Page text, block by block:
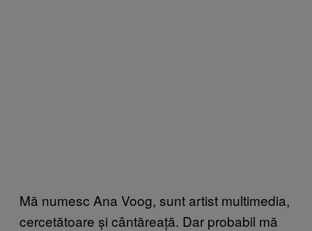
Mă numesc Ana Voog, sunt artist multimedia,
cercetătoare și cântăreață. Dar probabil mă